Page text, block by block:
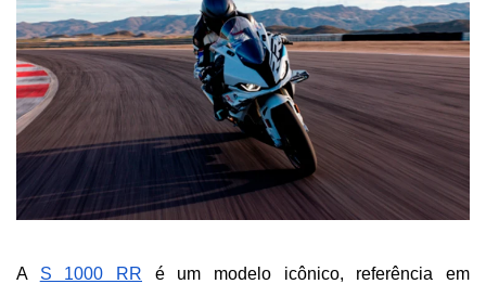
A S 1000 RR é um modelo icônico, referência em